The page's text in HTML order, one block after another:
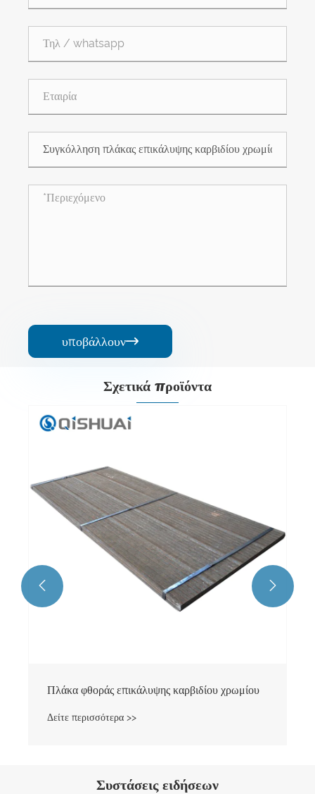
υποβάλλουν
Σχετικά προϊόντα
Πλάκα φθοράς επικάλυψης καρβιδίου χρωμίου
Δείτε περισσότερα >>
 
Συστάσεις ειδήσεων